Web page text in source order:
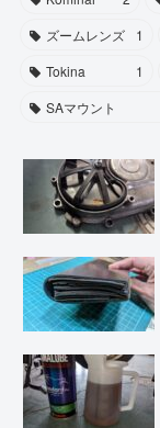
ズームレンズ
1
Tokina
1
SAマウント